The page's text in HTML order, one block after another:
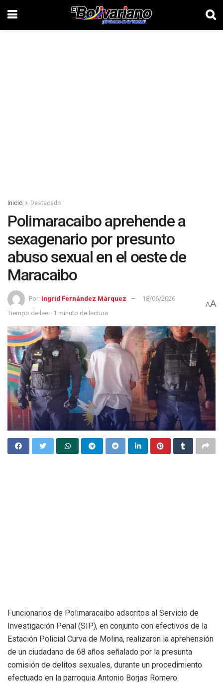
Inicio Destacado
Polimaracaibo aprehende a
sexagenario por presunto
abuso sexual en el oeste de
Maracaibo
Por: Ingrid Fernández Márquez
18/06/2026
Tiempo de leer: 1 minuto de lectura
AA
Funcionarios de Polimaracaibo adscritos al Servicio de
Investigación Penal (SIP), en conjunto con efectivos de la
Estación Policial Curva de Molina, realizaron la aprehensión
de un ciudadano de 68 años señalado por la presunta
comisión de delitos sexuales, durante un procedimiento
efectuado en la parroquia Antonio Borjas Romero.